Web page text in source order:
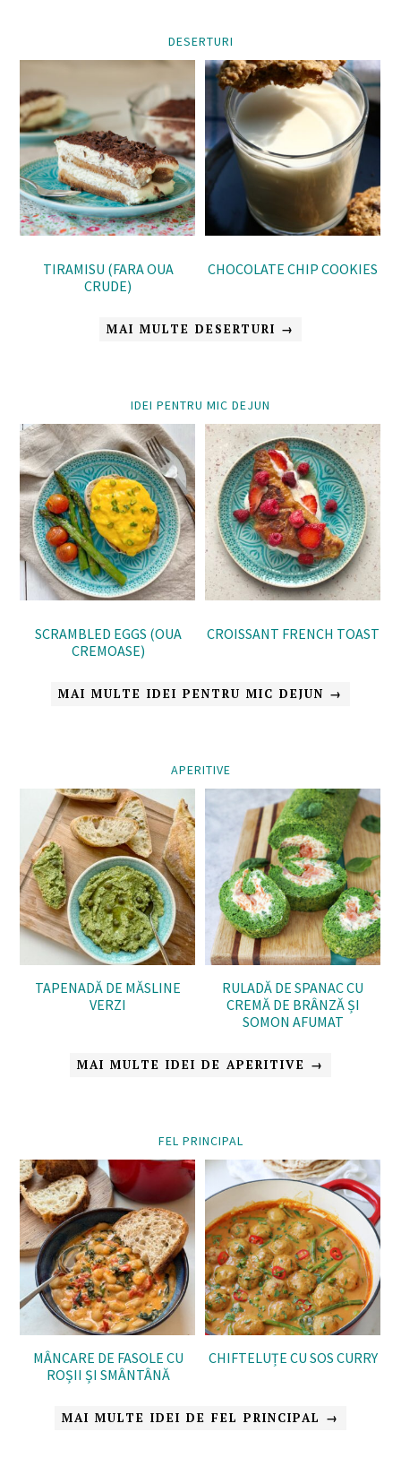
DESERTURI
TIRAMISU (FARA OUA
CRUDE)
CHOCOLATE CHIP COOKIES
MAI MULTE DESERTURI →
IDEI PENTRU MIC DEJUN
SCRAMBLED EGGS (OUA
CREMOASE)
CROISSANT FRENCH TOAST
MAI MULTE IDEI PENTRU MIC DEJUN →
APERITIVE
TAPENADĂ DE MĂSLINE
VERZI
RULADĂ DE SPANAC CU
CREMĂ DE BRÂNZĂ ȘI
SOMON AFUMAT
MAI MULTE IDEI DE APERITIVE →
FEL PRINCIPAL
MÂNCARE DE FASOLE CU
ROȘII ȘI SMÂNTÂNĂ
CHIFTELUȚE CU SOS CURRY
MAI MULTE IDEI DE FEL PRINCIPAL →